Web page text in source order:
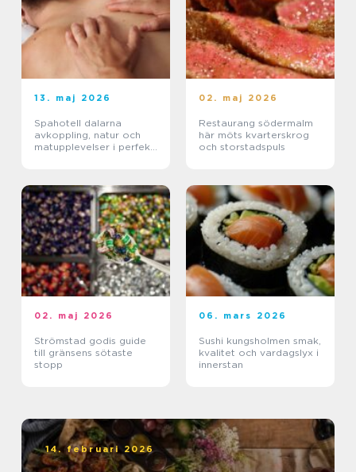
13. maj 2026
Spahotell dalarna
avkoppling, natur och
matupplevelser i perfekt
02. maj 2026
Restaurang södermalm
här möts kvarterskrog
och storstadspuls
02. maj 2026
Strömstad godis guide
till gränsens sötaste
stopp
06. mars 2026
Sushi kungsholmen smak,
kvalitet och vardagslyx i
innerstan
14. februari 2026